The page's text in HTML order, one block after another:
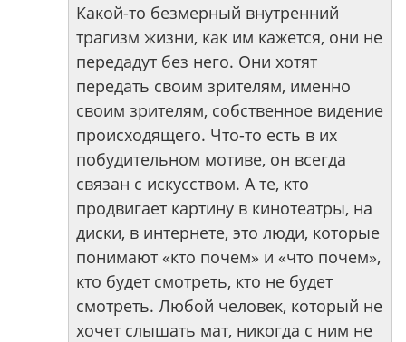
Какой-то безмерный внутренний
трагизм жизни, как им кажется, они не
передадут без него. Они хотят
передать своим зрителям, именно
своим зрителям, собственное видение
происходящего. Что-то есть в их
побудительном мотиве, он всегда
связан с искусством. А те, кто
продвигает картину в кинотеатры, на
диски, в интернете, это люди, которые
понимают «кто почем» и «что почем»,
кто будет смотреть, кто не будет
смотреть. Любой человек, который не
хочет слышать мат, никогда с ним не